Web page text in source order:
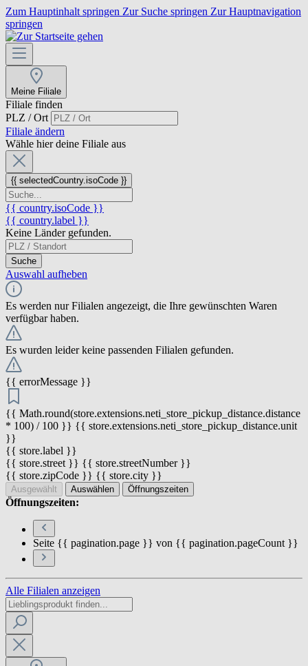
Zum Hauptinhalt springen Zur Suche springen Zur Hauptnavigation
springen
Meine Filiale
Filiale finden
PLZ / Ort
Filiale ändern
Wähle hier deine Filiale aus
{{ selectedCountry.isoCode }}
{{ country.isoCode }}
{{ country.label }}
Keine Länder gefunden.
Suche
Auswahl aufheben
Es werden nur Filialen angezeigt, die Ihre gewünschten Waren
verfügbar haben.
Es wurden leider keine passenden Filialen gefunden.
{{ errorMessage }}
{{ Math.round(store.extensions.neti_store_pickup_distance.distance
* 100) / 100 }} {{ store.extensions.neti_store_pickup_distance.unit
}}
{{ store.label }}
{{ store.street }} {{ store.streetNumber }}
{{ store.zipCode }} {{ store.city }}
Ausgewählt Auswählen Öffnungszeiten
Öffnungszeiten:
Seite {{ pagination.page }} von {{ pagination.pageCount }}
Alle Filialen anzeigen